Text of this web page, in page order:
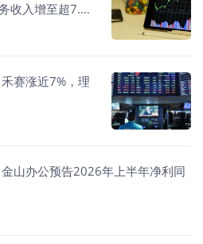
收入增至超7.7
赛涨近7%，理
山办公预告2026年上半年净利同